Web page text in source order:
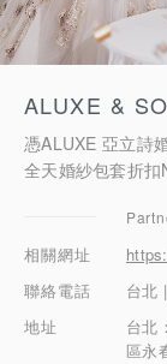
求婚鑽戒
結婚戒指
珠寶鑽飾
黃金金飾
關於ALUXE
ALUXE &
憑ALUXE 亞立詩
全天婚紗包套折
相關網址
聯絡電話
台北
地址
台北
區永